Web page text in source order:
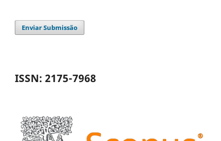
Enviar Submissão
ISSN: 2175-7968